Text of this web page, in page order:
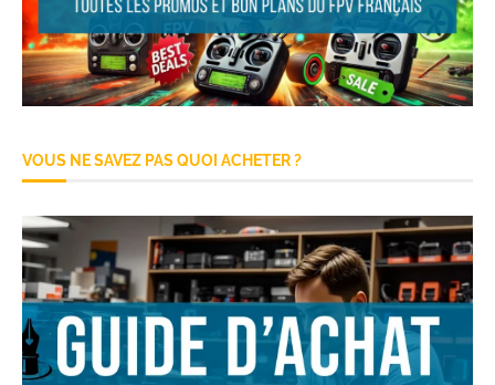
VOUS NE SAVEZ PAS QUOI ACHETER ?